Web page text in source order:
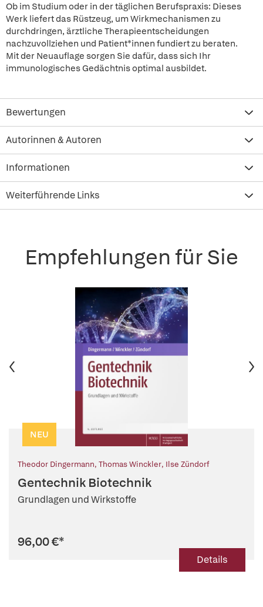
Ob im Studium oder in der täglichen Berufspraxis: Dieses
Werk liefert das Rüstzeug, um Wirkmechanismen zu
durchdringen, ärztliche Therapieentscheidungen
nachzuvollziehen und Patient*innen fundiert zu beraten.
Mit der Neuauflage sorgen Sie dafür, dass sich Ihr
immunologisches Gedächtnis optimal ausbildet.
Bewertungen
Autorinnen & Autoren
Informationen
Weiterführende Links
Empfehlungen für Sie
NEU
Theodor Dingermann, Thomas Winckler, Ilse Zündorf
Gentechnik Biotechnik
Grundlagen und Wirkstoffe
96,00 €*
Details